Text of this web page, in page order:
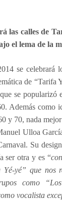
las calles de
el lema de la
se celebrará
de “Tarifa
se popularizó
Además como
y 70, nada
Ulloa
Su
ser otra y es “
Yé-yé” que nos
como
vocalista